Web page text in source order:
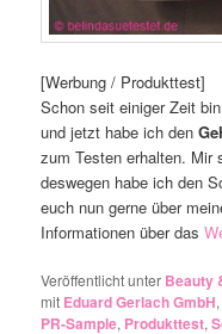
[Werbung / Produkttest]
Schon seit einiger Zeit
und jetzt habe ich den
zum Testen erhalten. Mir
deswegen habe ich den
euch nun gerne über
Informationen über das
Veröffentlicht unter Beauty
mit Eduard Gerlach GmbH,
PR-Sample, Produkttest,